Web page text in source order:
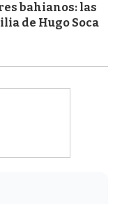
bahianos: las
de Hugo Soca